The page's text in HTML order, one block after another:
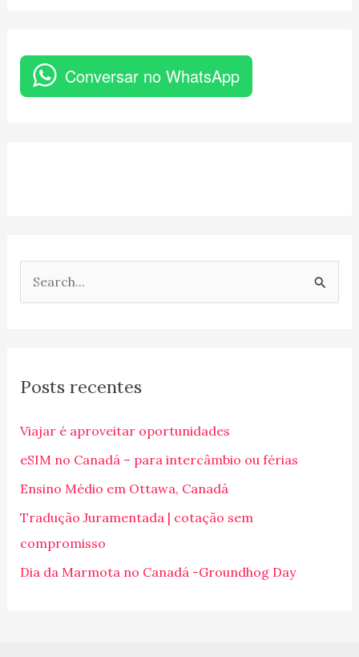
Conversar no WhatsApp
u
s
a
r
p
o
r
Posts recentes
Viajar é aproveitar oportunidades
eSIM no Canadá – para intercâmbio ou férias
Ensino Médio em Ottawa, Canadá
Tradução Juramentada | cotação sem
compromisso
Dia da Marmota no Canadá -Groundhog Day